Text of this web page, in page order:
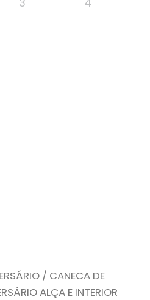
/ CANECA DE
ALÇA E INTERIOR